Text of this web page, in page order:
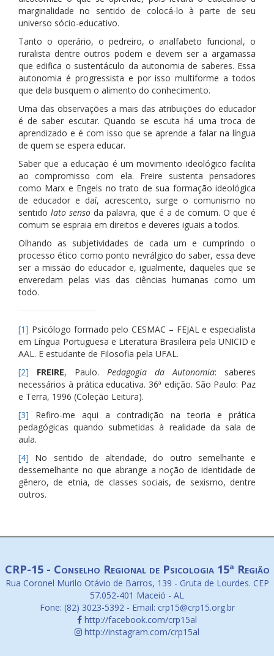
marginalidade no sentido de colocá-lo à parte de seu
universo sócio-educativo.
Tanto o operário, o pedreiro, o analfabeto funcional, o
ruralista dentre outros podem e devem ser a argamassa
que edifica o sustentáculo da autonomia de saberes. Essa
autonomia é progressista e por isso multiforme a todos
que dela busquem o alimento do conhecimento.
Uma das observações a mais das atribuições do educador
é de saber escutar. Quando se escuta há uma troca de
aprendizado e é com isso que se aprende a falar na língua
de quem se espera educar.
Saber que a educação é um movimento ideológico facilita
ao compromisso com ela. Freire sustenta pensadores
como Marx e Engels no trato de sua formação ideológica
de educador e daí, acrescento, surge o comunismo no
sentidolato senso da palavra, que é a de comum. O que é
comum se espraia em direitos e deveres iguais a todos.
Olhando as subjetividades de cada um e cumprindo o
processo ético como ponto nevrálgico do saber, essa deve
ser a missão do educador e, igualmente, daqueles que se
enveredam pelas vias das ciências humanas como um
todo.
[1] Psicólogo formado pelo CESMAC – FEJAL e especialista
em Língua Portuguesa e Literatura Brasileira pela UNICID e
AAL. E estudante de Filosofia pela UFAL.
[2]
FREIRE, Paulo. Pedagogia da Autonomia: saberes
necessários à prática educativa. 36ª edição. São Paulo: Paz
e Terra, 1996 (Coleção Leitura).
[3] Refiro-me aqui a contradição na teoria e prática
pedagógicas quando submetidas à realidade da sala de
aula.
[4] No sentido de alteridade, do outro semelhante e
dessemelhante no que abrange a noção de identidade de
gênero, de etnia, de classes sociais, de sexismo, dentre
outros.
CRP-15 - Conselho Regional de Psicologia 15ª Região
Rua Coronel Murilo Otávio de Barros, 139 - Gruta de Lourdes. CEP
57.052-401 Maceió - AL
Fone: (82) 3023-5392 - Email: crp15@crp15.org.br
http://facebook.com/crp15al
http://instagram.com/crp15al